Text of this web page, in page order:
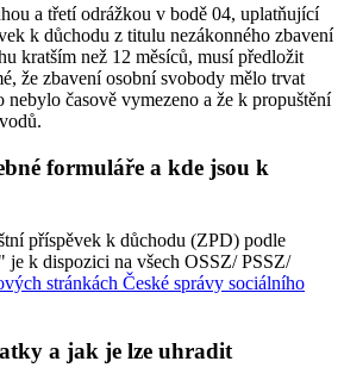
a třetí odrážkou v bodě 04, uplatňující
k důchodu z titulu nezákonného zbavení
kratším než 12 měsíců, musí předložit
že zbavení osobní svobody mělo trvat
nebylo časově vymezeno a že k propuštění
formuláře a kde jsou k
příspěvek k důchodu (ZPD) podle
je k dispozici na všech OSSZ/ PSSZ/
stránkách České správy sociálního
a jak je lze uhradit